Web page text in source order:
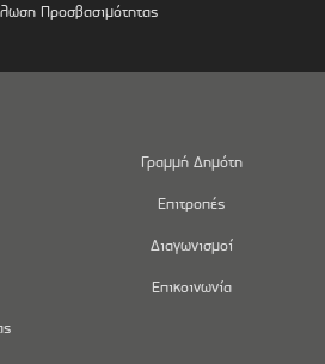
Προσβασιμότητας
Γραμμή Δημότη
Επιτροπές
Διαγωνισμοί
Επικοινωνία